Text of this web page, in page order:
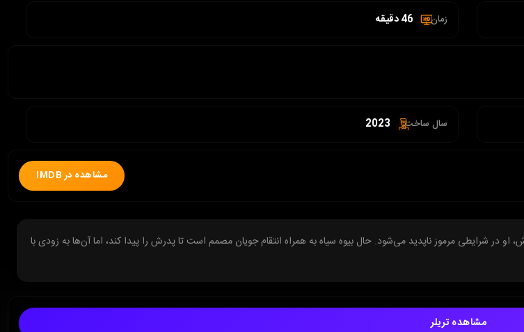
زمان : 46 دقیقه
سال ساخت: 2023
مشاهده در IMDB
او در شرایطی مرموز ناپدید می‌شود. حال بیوه سیاه به همراه انتقام جویان مصمم است تا پدرش را پیدا کند، اما آن‌ها به زودی با
مشاهده تریلر